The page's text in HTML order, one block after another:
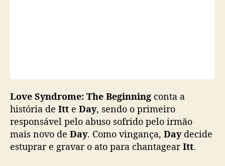
Love Syndrome: The Beginning conta a
história de Itt e Day, sendo o primeiro
responsável pelo abuso sofrido pelo irmão
mais novo de Day. Como vingança, Daydecide
estuprar e gravar o ato para chantagearItt.